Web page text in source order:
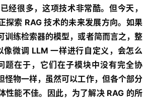
经很多，这项技术非常酷。但今天，
探索 RAG 技术的未来发展方向。如果
训练检索器的模型，或者简而言之，整
像微调 LLM 一样进行自定义，会怎么
题在于，它们在子模块中没有完全协
怪物一样，虽然可以工作，但各个部分
性能不佳。因此，为了解决 RAG 的所